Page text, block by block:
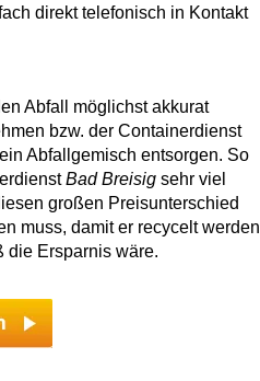
direkt telefonisch in Kontakt
Abfall möglichst akkurat
bzw. der Containerdienst
Abfallgemisch entsorgen. So
Bad Breisig sehr viel
großen Preisunterschied
muss, damit er recycelt werden
die Ersparnis wäre.